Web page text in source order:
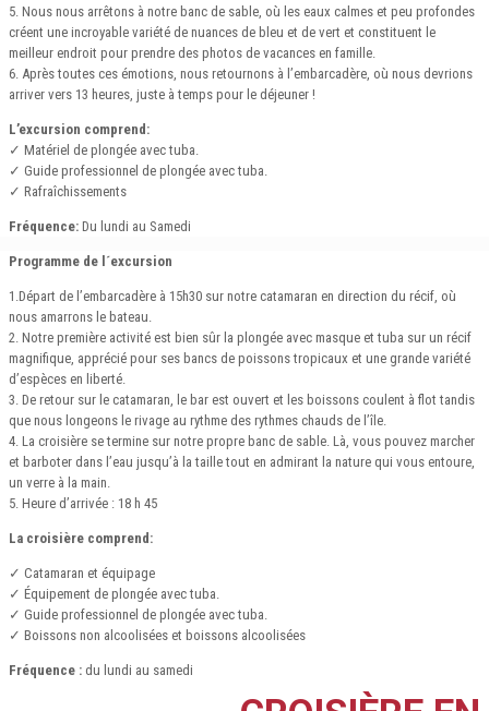
5. Nous nous arrêtons à notre banc de sable, où les eaux calmes et peu profondes
créent une incroyable variété de nuances de bleu et de vert et constituent le
meilleur endroit pour prendre des photos de vacances en famille.
6. Après toutes ces émotions, nous retournons à l’embarcadère, où nous devrions
arriver vers 13 heures, juste à temps pour le déjeuner !
L’excursion comprend:
✓ Matériel de plongée avec tuba.
✓ Guide professionnel de plongée avec tuba.
✓ Rafraîchissements
Fréquence: Du lundi au Samedi
Programme de l´excursion
1.Départ de l’embarcadère à 15h30 sur notre catamaran en direction du récif, où
nous amarrons le bateau.
2. Notre première activité est bien sûr la plongée avec masque et tuba sur un récif
magnifique, apprécié pour ses bancs de poissons tropicaux et une grande variété
d’espèces en liberté.
3. De retour sur le catamaran, le bar est ouvert et les boissons coulent à flot tandis
que nous longeons le rivage au rythme des rythmes chauds de l’île.
4. La croisière se termine sur notre propre banc de sable. Là, vous pouvez marcher
et barboter dans l’eau jusqu’à la taille tout en admirant la nature qui vous entoure,
un verre à la main.
5. Heure d’arrivée : 18 h 45
La croisière comprend:
✓ Catamaran et équipage
✓ Équipement de plongée avec tuba.
✓ Guide professionnel de plongée avec tuba.
✓ Boissons non alcoolisées et boissons alcoolisées
Fréquence : du lundi au samedi